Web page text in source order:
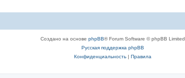
Создано на основе phpBB® Forum Software © phpBB Limited
Русская поддержка phpBB
Конфиденциальность| Правила